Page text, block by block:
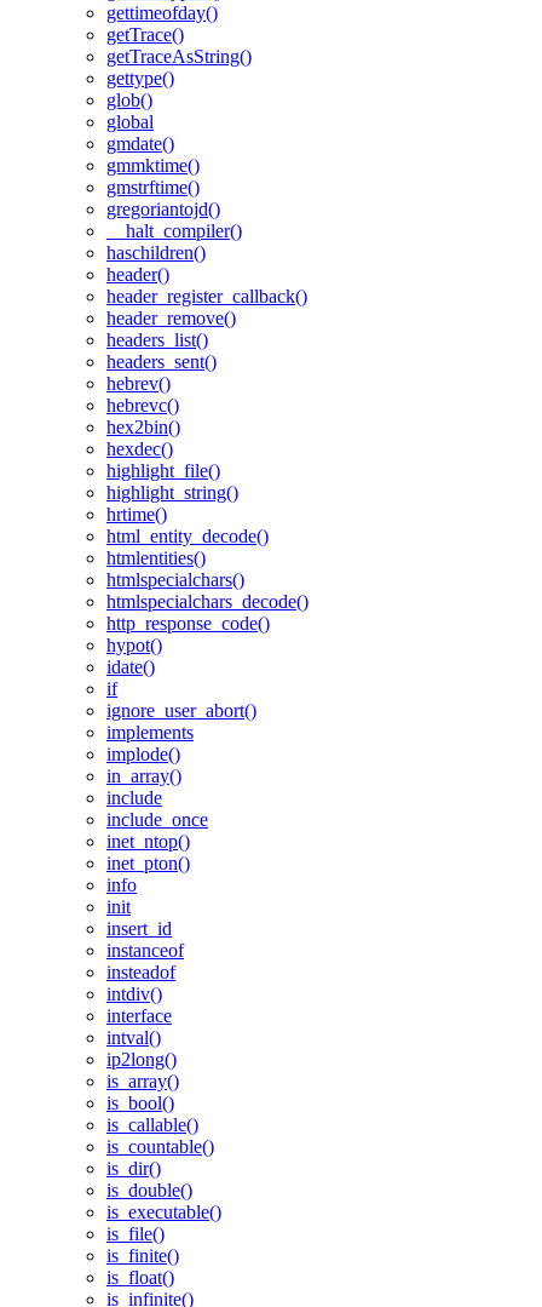
gettimeofday()
getTrace()
getTraceAsString()
gettype()
glob()
global
gmdate()
gmmktime()
gmstrftime()
gregoriantojd()
__halt_compiler()
haschildren()
header()
header_register_callback()
header_remove()
headers_list()
headers_sent()
hebrev()
hebrevc()
hex2bin()
hexdec()
highlight_file()
highlight_string()
hrtime()
html_entity_decode()
htmlentities()
htmlspecialchars()
htmlspecialchars_decode()
http_response_code()
hypot()
idate()
if
ignore_user_abort()
implements
implode()
in_array()
include
include_once
inet_ntop()
inet_pton()
info
init
insert_id
instanceof
insteadof
intdiv()
interface
intval()
ip2long()
is_array()
is_bool()
is_callable()
is_countable()
is_dir()
is_double()
is_executable()
is_file()
is_finite()
is_float()
is_infinite()